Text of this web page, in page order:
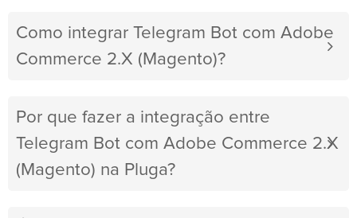
Como integrar Telegram Bot com Adobe
Commerce 2.X (Magento)?
Por que fazer a integração entre
Telegram Bot com Adobe Commerce 2.X
(Magento) na Pluga?